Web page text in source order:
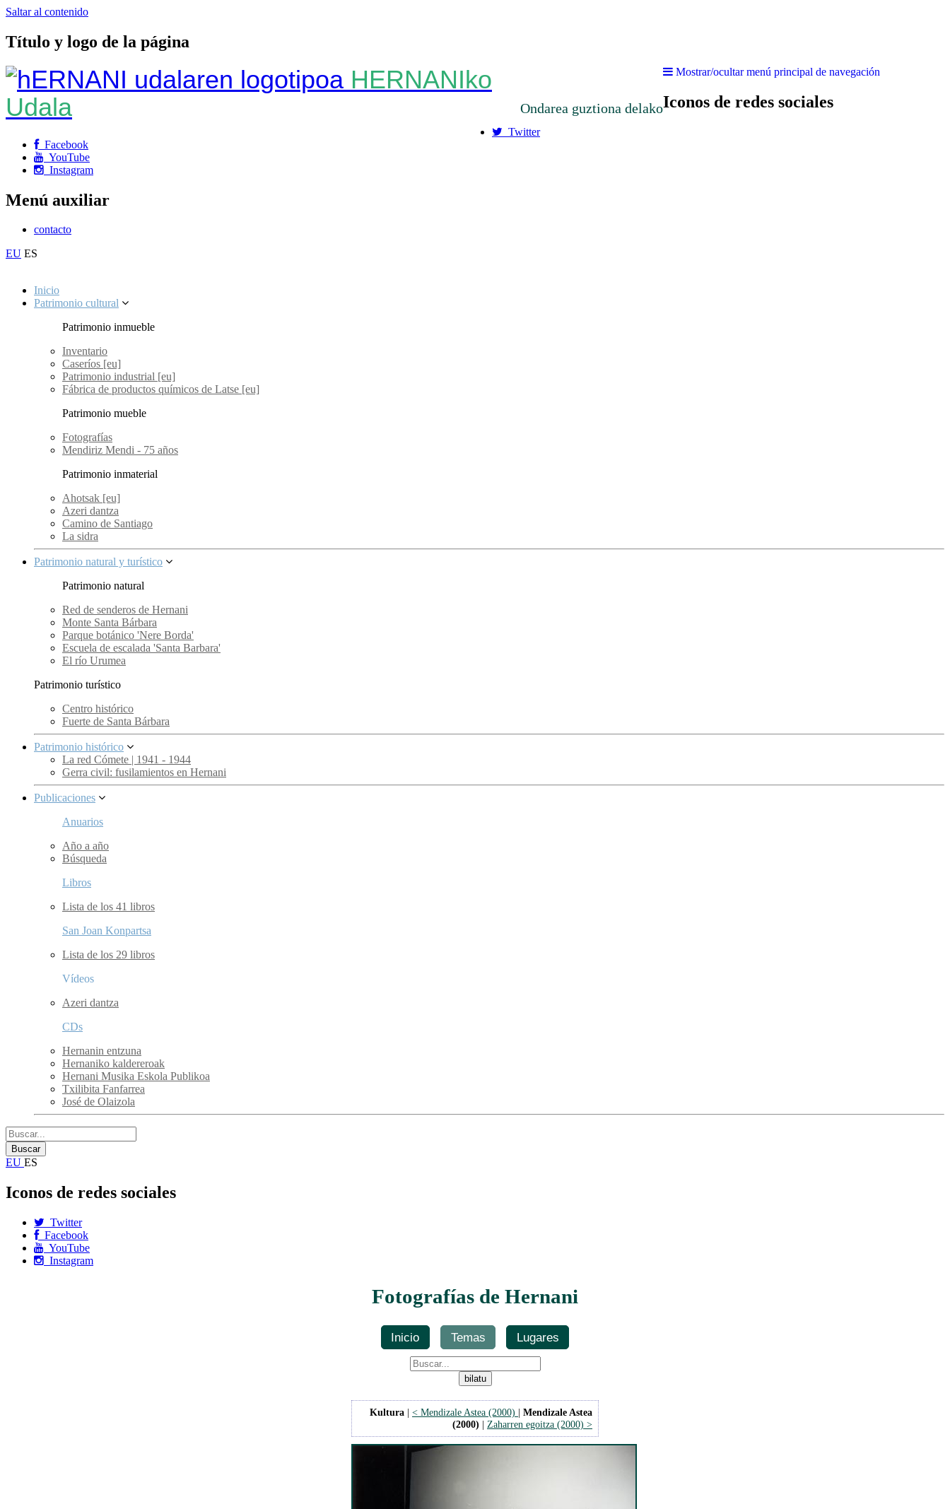
Saltar al contenido
Título y logo de la página
HERNANIko
Udala
Ondarea guztiona delako
Mostrar/ocultar menú principal de navegación
Iconos de redes sociales
Twitter
Facebook
YouTube
Instagram
Menú auxiliar
contacto
EU ES
Inicio
Patrimonio cultural
Patrimonio inmueble
Inventario
Caseríos [eu]
Patrimonio industrial [eu]
Fábrica de productos químicos de Latse [eu]
Patrimonio mueble
Fotografías
Mendiriz Mendi - 75 años
Patrimonio inmaterial
Ahotsak [eu]
Azeri dantza
Camino de Santiago
La sidra
Patrimonio natural y turístico
Patrimonio natural
Red de senderos de Hernani
Monte Santa Bárbara
Parque botánico 'Nere Borda'
Escuela de escalada 'Santa Barbara'
El río Urumea
Patrimonio turístico
Centro histórico
Fuerte de Santa Bárbara
Patrimonio histórico
La red Cómete | 1941 - 1944
Gerra civil: fusilamientos en Hernani
Publicaciones
Anuarios
Año a año
Búsqueda
Libros
Lista de los 41 libros
San Joan Konpartsa
Lista de los 29 libros
Vídeos
Azeri dantza
CDs
Hernanin entzuna
Hernaniko kaldereroak
Hernani Musika Eskola Publikoa
Txilibita Fanfarrea
José de Olaizola
EU ES
Iconos de redes sociales
Twitter
Facebook
YouTube
Instagram
Fotografías de Hernani
Inicio Temas Lugares
Kultura | < Mendizale Astea (2000) | Mendizale Astea
(2000) | Zaharren egoitza (2000) >